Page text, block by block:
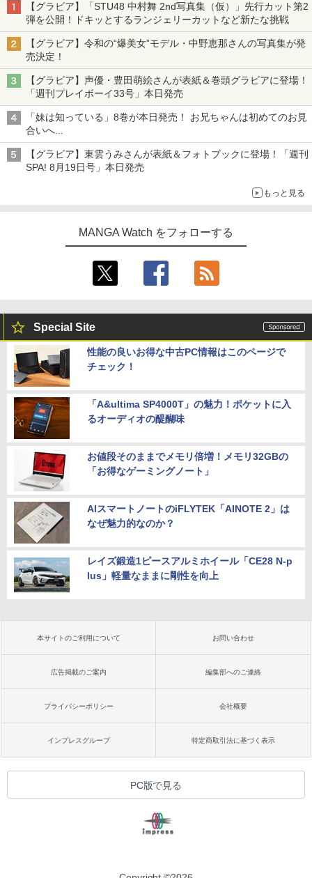
【グラビア】「STU48 中村舞 2nd写真集（仮）」先行カット第2
弾を公開！ドキッとするランジェリーカットなど新たな挑戦
【グラビア】令和の“爆美女”モデル・中野恵那さんの写真集が発
売決定！
【グラビア】声優・豊田萌絵さんが表紙＆巻頭グラビアに登場！
「週刊プレイボーイ33号」本日発売
「妹は知っている」8巻が本日発売！ お兄ちゃんは初めてのお見
合いへ
累計発行部数は90万部を突破！
【グラビア】東雲うみさんが表紙＆フォトブックに登場！「週刊
SPA! 8月19日号」本日発売
もっと見る
MANGA Watch をフォローする
Special Site
性能の良いお得な中古PC情報はこのページで
チェック！
「A&ultima SP4000T」の魅力！ポケットに入
るオーディオの醍醐味
お値段そのままでメモリ倍増！メモリ32GBの
「お得なゲーミングノート」
AIスマートノートのiFLYTEK「AINOTE 2」は
なぜ魅力的なのか？
レイズ鍛造1ピースアルミホイール「CE28 N-p
lus」軽量なままに剛性を向上
本サイトのご利用について お問い合わせ
広告掲載のご案内 編集部へのご連絡
プライバシーポリシー 会社概要
インプレスグループ 特定商取引法に基づく表示
PC版で見る